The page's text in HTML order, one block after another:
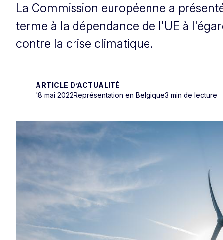
La Commission européenne a
terme à la dépendance de l'UE à
contre la crise climatique.
ARTICLE D’ACTUALITÉ
18 mai 2022Représentation en Belgique3 min de lecture